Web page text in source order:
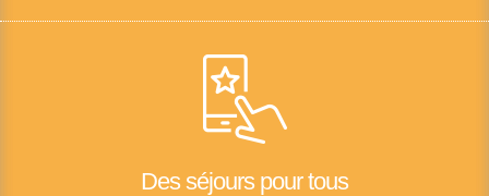
Des séjours pour tous